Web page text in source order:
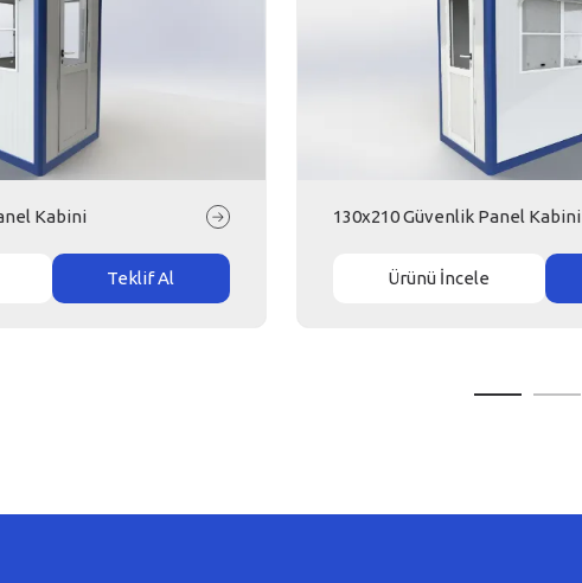
Kabini
Teklif Al
130x210 Güvenlik Panel Kabini
Ürünü İncele